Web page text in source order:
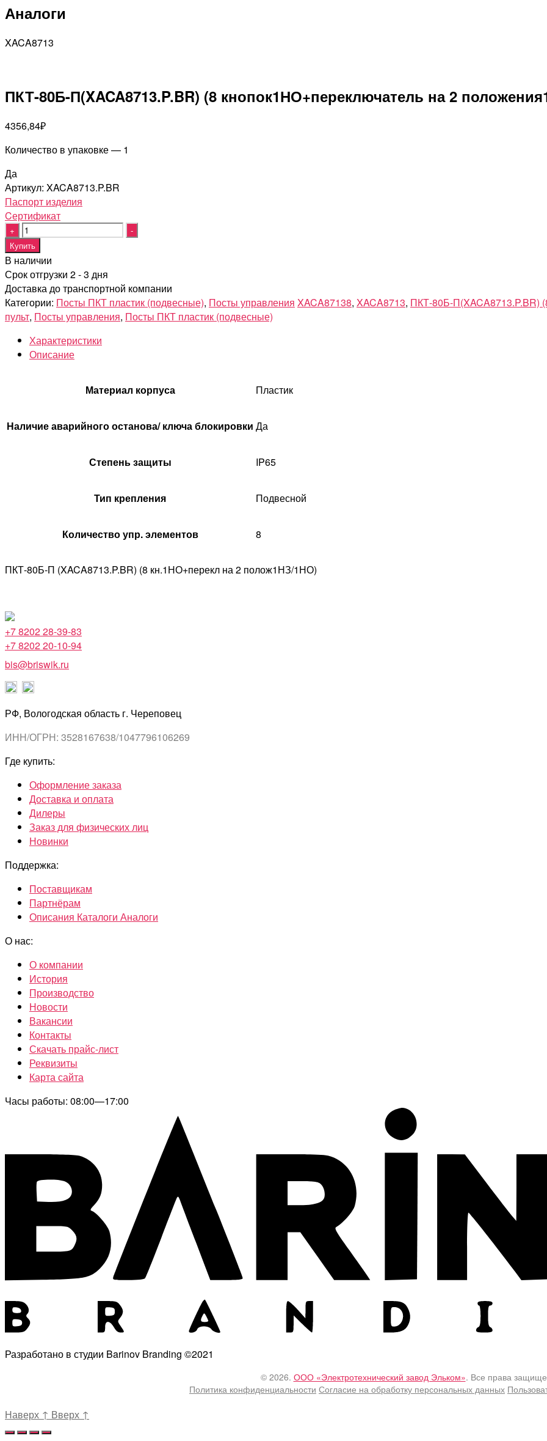
Аналоги
XACA8713
ПКТ-80Б-П(XACA8713.P.BR) (8 кнопок1НО+переключатель на 2
4356,84₽
Количество в упаковке — 1
Да
Артикул: XACA8713.P.BR
Паспорт изделия
Cертификат
Quantity
Купить
В наличии
Срок отгрузки 2 - 3 дня
Доставка до транспортной компании
Категории: Посты ПКТ пластик (подвесные), Посты управления XACA87138, XACA8713, ПКТ-80Б-П(XACA8713.P.BR)
пульт, Посты управления, Посты ПКТ пластик (подвесные)
Характеристики
Описание
Материал корпуса Пластик
Наличие аварийного останова/ ключа блокировки Да
Степень защиты IP65
Тип крепления Подвесной
Количество упр. элементов 8
ПКТ-80Б-П (XACA8713.P.BR) (8 кн.1НО+перекл на 2 полож1НЗ/1НО)
+7 8202 28-39-83
+7 8202 20-10-94
bis@briswik.ru
РФ, Вологодская область г. Череповец
ИНН/ОГРН: 3528167638/1047796106269
Где купить:
Оформление заказа
Доставка и оплата
Дилеры
Заказ для физических лиц
Новинки
Поддержка:
Поставщикам
Партнёрам
Описания Каталоги Аналоги
О нас:
О компании
История
Производство
Новости
Вакансии
Контакты
Скачать прайс-лист
Реквизиты
Карта сайта
Часы работы: 08:00—17:00
Разработано в студии Barinov Branding ©2021
© 2026. ООО «Электротехнический завод Эльком». Все права
Политика конфиденциальности Согласие на обработку персональных данных
Наверх ↑ Вверх ↑